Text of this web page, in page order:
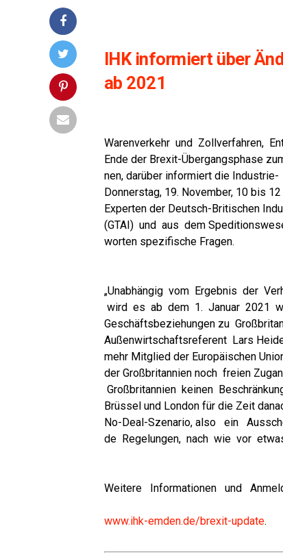
IHK infor­miert über
ab 2021
Waren­ver­kehr und Zoll­ver­fah­ren,
Ende der Brexit-Über­gangs­pha­se
nen, dar­über infor­miert die
Don­ners­tag, 19. Novem­ber, 10 bis
Exper­ten der Deutsch-Bri­ti­schen
(GTAI) und aus dem
wor­ten spe­zi­fi­sche Fragen.
„Unab­hän­gig vom Ergeb­nis der
wird es ab dem 1. Janu­ar 2021
Geschäfts­be­zie­hun­gen zu
Außen­wirt­schafts­re­fe­rent Lars
mehr Mit­glied der Euro­päi­schen
der Groß­bri­tan­ni­en noch frei­en
Groß­bri­tan­ni­en kei­nen
Brüs­sel und Lon­don für die Zeit
No-Deal-Sze­na­rio, also ein
de Rege­lun­gen, nach wie vor
Wei­te­re Infor­ma­tio­nen und
www.ihk-emden.de/brexit-update.